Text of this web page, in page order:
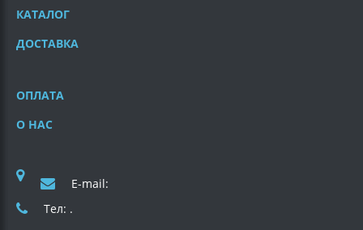
КАТАЛОГ
ДОСТАВКА
ОПЛАТА
О НАС
E-mail:
Тел: .